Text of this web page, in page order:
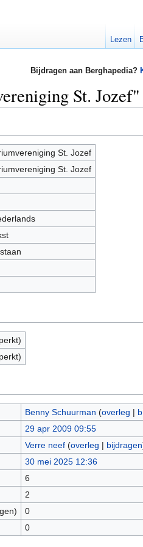
Bijdragen aan Berghapedia?
St. Jozef"
St. Jozef
St. Jozef
Benny Schuurman (overleg |
29 apr 2009 09:55
Verre neef (overleg | bijdragen
30 mei 2025 12:36
6
2
0
0
Lezen